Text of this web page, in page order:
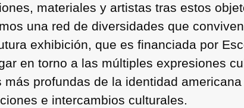
materiales y artistas tras estos
una red de diversidades que
exhibición, que es financiada por
en torno a las múltiples expresiones
profundas de la identidad
e intercambios culturales.